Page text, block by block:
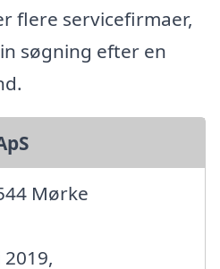
flere servicefirmaer,
søgning efter en
Mørke